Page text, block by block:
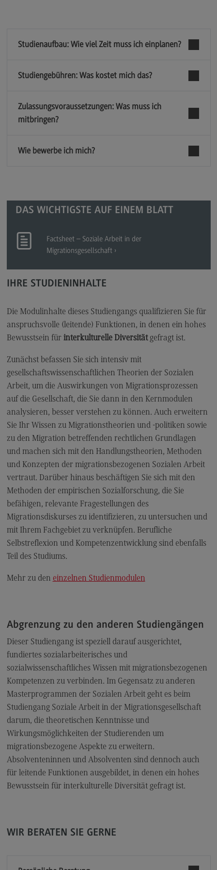
Marketing and Business Psychology
Berufsperspektiven
Kontakt
Maschinenbau
Modulangebot
Kontakt
Master of Business Administration
Berufsperspektiven
Modulangebot
Berufsperspektiven
Kontakt
Personalmanagement und
Wirtschaftspsychologie
Personalmanagement und
Wirtschaftspsychologie
Modulangebot
Berufsperspektiven
Planung und Koordination in der Sozialen Arbeit
Planung und Koordination in der Sozialen Arbeit
Modulangebot
Rechnungswesen Steuern Wirtschaftsrecht
Rechnungswesen Steuern Wirtschaftsrecht
Modulangebot
Berufsperspektiven
Kontakt
Sales and Negotiation
Sales and Negotiation
Modulangebot
Berufsperspektiven
Kontakt
Modulangebot
Studienaufbau: Wie viel Zeit muss ich einplanen?
Studiengebühren: Was kostet mich das?
Zulassungsvoraussetzungen: Was muss ich
mitbringen?
Wie bewerbe ich mich?
DAS WICHTIGSTE AUF EINEM BLATT
Factsheet – Soziale Arbeit in der
Migrationsgesellschaft
IHRE STUDIENINHALTE
Die Modulinhalte dieses Studiengangs qualifizieren Sie für
anspruchsvolle (leitende) Funktionen, in denen ein hohes
Bewusstsein für interkulturelle Diversitätgefragt ist.
Zunächst befassen Sie sich intensiv mit
gesellschaftswissenschaftlichen Theorien der Sozialen
Arbeit, um die Auswirkungen von Migrationsprozessen
auf die Gesellschaft, die Sie dann in den Kernmodulen
analysieren, besser verstehen zu können. Auch erweitern
Sie Ihr Wissen zu Migrationstheorien und -politiken sowie
zu den Migration betreffenden rechtlichen Grundlagen
und machen sich mit den Handlungstheorien, Methoden
und Konzepten der migrationsbezogenen Sozialen Arbeit
vertraut. Darüber hinaus beschäftigen Sie sich mit den
Methoden der empirischen Sozialforschung, die Sie
befähigen, relevante Fragestellungen des
Migrationsdiskurses zu identifizieren, zu untersuchen und
mit Ihrem Fachgebiet zu verknüpfen. Berufliche
Selbstreflexion und Kompetenzentwicklung sind ebenfalls
Teil des Studiums.
Mehr zu den einzelnen Studienmodulen
Abgrenzung zu den anderen Studiengängen
Dieser Studiengang ist speziell darauf ausgerichtet,
fundiertes sozialarbeiterisches und
sozialwissenschaftliches Wissen mit migrationsbezogenen
Kompetenzen zu verbinden. Im Gegensatz zu anderen
Masterprogrammen der Sozialen Arbeit geht es beim
Studiengang Soziale Arbeit in der Migrationsgesellschaft
darum, die theoretischen Kenntnisse und
Wirkungsmöglichkeiten der Studierenden um
migrationsbezogene Aspekte zu erweitern.
Absolventeninnen und Absolventen sind dennoch auch
für leitende Funktionen ausgebildet, in denen ein hohes
Bewusstsein für interkulturelle Diversität gefragt ist.
WIR BERATEN SIE GERNE